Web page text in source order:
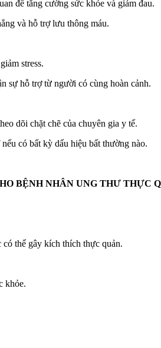
để tăng cường sức khỏe và giảm đau.
và hỗ trợ lưu thông máu.
stress.
sự hỗ trợ từ người có cùng hoàn cảnh.
dõi chặt chẽ của chuyên gia y tế.
có bất kỳ dấu hiệu bất thường nào.
BỆNH NHÂN UNG THƯ THỰC
thể gây kích thích thực quản.
khỏe.